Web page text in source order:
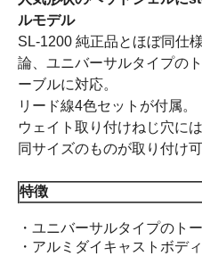
ルモデル
SL-1200 純正品とほぼ同仕
論、ユニバーサルタイプの
ーブルに対応。
リード線4色セットが付属。
ウェイト取り付けねじ穴に
同サイズのものが取り付け可
特徴
・ユニバーサルタイプのト
・アルミダイキャストボデ